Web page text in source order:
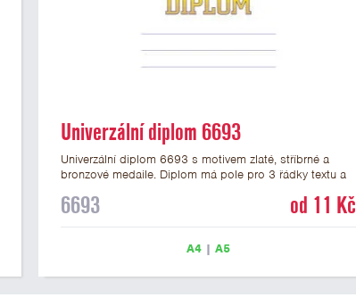
Univerzální diplom 6693
Univerzální diplom 6693 s motivem zlaté, stříbrné a
bronzové medaile. Diplom má pole pro 3 řádky textu a
formátu A4 a A5. Tento univerzální diplom je vhodný
univerzálním motivem medailí má gramáž 250 g/m2.
6693 od 11 Kč
A4| A5